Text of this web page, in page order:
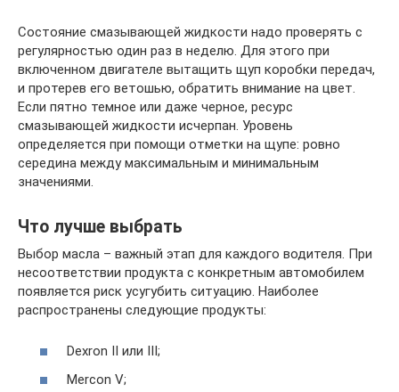
Состояние смазывающей жидкости надо проверять с
регулярностью один раз в неделю. Для этого при
включенном двигателе вытащить щуп коробки передач,
и протерев его ветошью, обратить внимание на цвет.
Если пятно темное или даже черное, ресурс
смазывающей жидкости исчерпан. Уровень
определяется при помощи отметки на щупе: ровно
середина между максимальным и минимальным
значениями.
Что лучше выбрать
Выбор масла – важный этап для каждого водителя. При
несоответствии продукта с конкретным автомобилем
появляется риск усугубить ситуацию. Наиболее
распространены следующие продукты:
Dexron II или III;
Mercon V;